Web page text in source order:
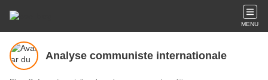
MENU
Analyse communiste internationale